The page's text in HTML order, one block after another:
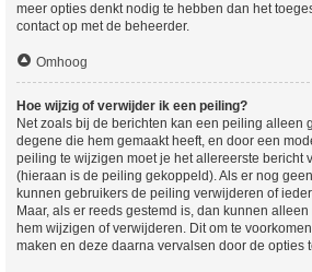
meer opties denkt nodig te hebben dan het
contact op met de beheerder.
Omhoog
Hoe wijzig of verwijder ik een peiling?
Net zoals bij de berichten kan een peiling alleen
degene die hem gemaakt heeft, en door een
peiling te wijzigen moet je het allereerste bericht
(hieraan is de peiling gekoppeld). Als er nog
kunnen gebruikers de peiling verwijderen of
Maar, als er reeds gestemd is, dan kunnen
hem wijzigen of verwijderen. Dit om te
maken en deze daarna vervalsen door de opties